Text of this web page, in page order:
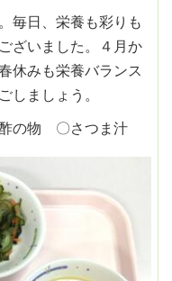
毎日、栄養も彩りも
ざいました。４月か
休みも栄養バランス
しましょう。
の物 〇さつま汁